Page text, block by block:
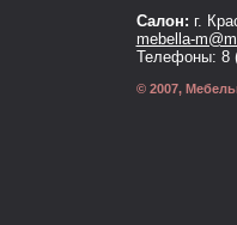
Салон: г.
mebella-
Телефоны: 8
© 2007,